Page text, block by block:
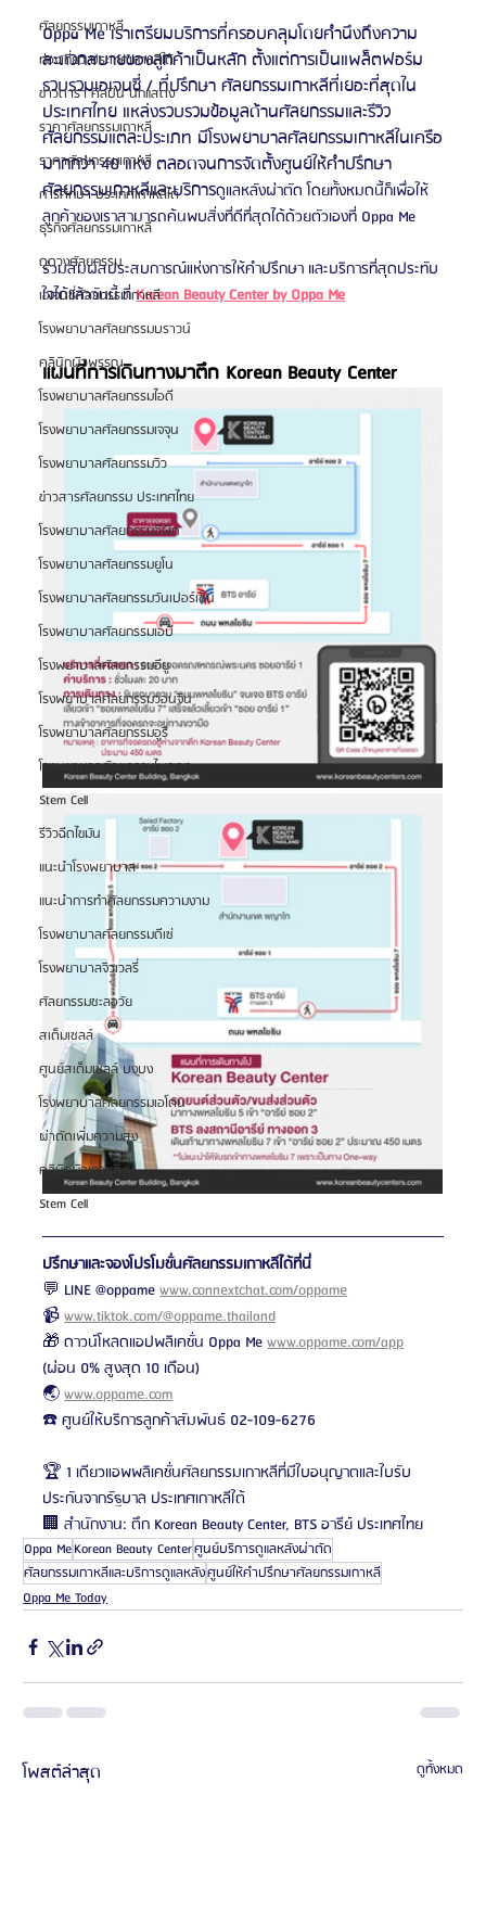
ศัลยกรรมเกาหลี
ท่องเที่ยว ประเทศเกาหลีใต้
ข่าวดารา ศิลปิน นักแสดง
ราคาศัลยกรรมเกาหลี
ราคาศัลยกรรมเกาหลี
การศึกษา ประเทศเกาหลีใต้
ธุรกิจศัลยกรรมเกาหลี
ดูดวงศัลยกรรม
เอเจนซี่ศัลยกรรมเกาหลี
โรงพยาบาลศัลยกรรมบราวน์
คลินิกผิวพรรณ
โรงพยาบาลศัลยกรรมไอดี
โรงพยาบาลศัลยกรรมเจจุน
โรงพยาบาลศัลยกรรมวิว
ข่าวสารศัลยกรรม ประเทศไทย
โรงพยาบาลศัลยกรรมอีพิก
โรงพยาบาลศัลยกรรมยูโน
โรงพยาบาลศัลยกรรมวันเปอร์เซ็น
โรงพยาบาลศัลยกรรมเอบี
โรงพยาบาลศัลยกรรมอียู
โรงพยาบาลศัลยกรรมวอนจิน
โรงพยาบาลศัลยกรรมอูรี
โรงพยาบาลศัลยกรรมไพรเวท
Stem Cell
รีวิวฉีดไขมัน
แนะนำโรงพยาบาล
แนะนำการทำศัลยกรรมความงาม
โรงพยาบาลศัลยกรรมดีเซ่
โรงพยาบาลจิวเวลรี่
ศัลยกรรมชะลอวัย
สเต็มเซลล์
ศูนย์สเต็มเซลล์ บงบง
โรงพยาบาลศัลยกรรมเอโตน
ผ่าตัดเพิ่มความสูง
คลินิกผิวเกาหลี
Stem Cell
Oppa Me เราเตรียมบริการที่ครอบคลุมโดยคำนึงถึงความ
สะดวกสบายของลูกค้าเป็นหลัก ตั้งแต่การเป็นแพล็ตฟอร์ม
รวบรวมเอเจนซี่ / ที่ปรึกษา ศัลยกรรมเกาหลีที่เยอะที่สุดใน
ประเทศไทย แหล่งรวบรวมข้อมูลด้านศัลยกรรมและรีวิว
ศัลยกรรมแต่ละประเภท มีโรงพยาบาลศัลยกรรมเกาหลีในเครือ
มากกว่า 40 แห่ง ตลอดจนการจัดตั้งศูนย์ให้คำปรึกษา
ศัลยกรรมเกาหลีและบริการดูแลหลังผ่าตัด โดยทั้งหมดนี้ก็เพื่อให้
ลูกค้าของเราสามารถค้นพบสิ่งที่ดีที่สุดได้ด้วยตัวเองที่ Oppa Me
ร่วมสัมผัสประสบการณ์แห่งการให้คำปรึกษา และบริการที่สุดประทับ
ใจได้แล้ววันนี้ ที่ Korean Beauty Center by Oppa Me
แผนที่การเดินทางมาตึก Korean Beauty Center
ปรึกษาและจองโปรโมชั่นศัลยกรรมเกาหลีได้ที่นี่
💬 LINE @oppame www.connextchat.com/oppame
📹 www.tiktok.com/@oppame.thailand
🎁 ดาวน์โหลดแอปพลิเคชั่น Oppa Me www.oppame.com/app
(ผ่อน 0% สูงสุด 10 เดือน)
🌏 www.oppame.com
☎️ ศูนย์ให้บริการลูกค้าสัมพันธ์ 02-109-6276
🏆 1 เดียวแอพพลิเคชั่นศัลยกรรมเกาหลีที่มีใบอนุญาตและใบรับ
ประกันจากรัฐบาล ประเทศเกาหลีใต้
🏢 สำนักงาน: ตึก Korean Beauty Center, BTS อารีย์ ประเทศไทย
Oppa MeKorean Beauty Centerศูนย์บริการดูแลหลังผ่าตัด
ศัลยกรรมเกาหลีและบริการดูแลหลังศูนย์ให้คำปรึกษาศัลยกรรมเกาหลี
Oppa Me Today
โพสต์ล่าสุด ดูทั้งหมด